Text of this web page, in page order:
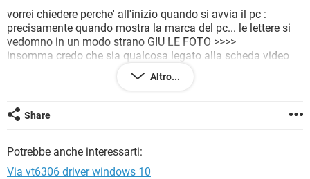
HARDWARE
vorrei chiedere perche' all'inizio quando si avvia il pc :
precisamente quando mostra la marca del pc... le lettere si
vedomno in un modo strano GIU LE FOTO >>>>
insomma credo che sia qualcosa legato alla scheda video
perche non posso neanche piu installae il driver nVidia ne
manualmente , ne con programmi di fider driver e ne con
https://postimg.cc/v1V5s2CK
Altro...
Share
Potrebbe anche interessarti:
Via vt6306 driver windows 10